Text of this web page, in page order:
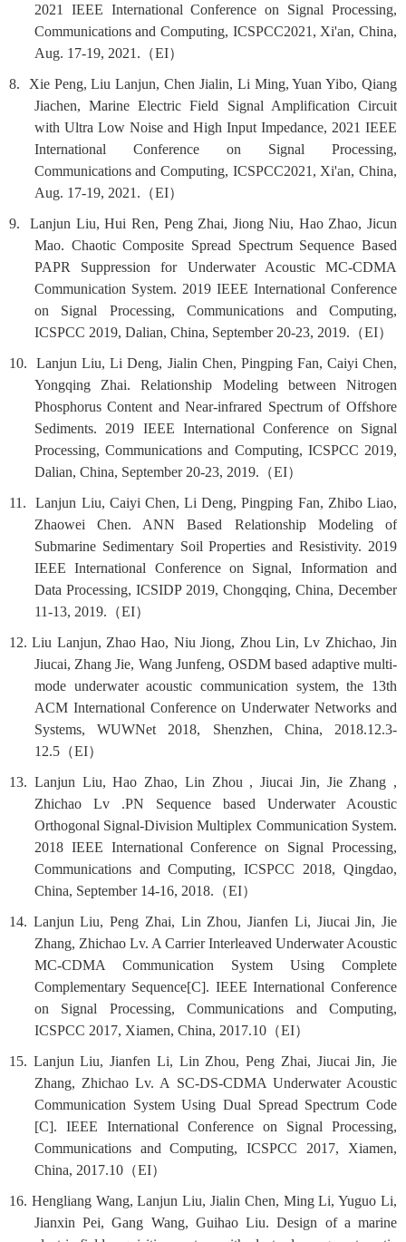
2021 IEEE International Conference on Signal Processing,
Communications and Computing, ICSPCC2021, Xi'an, China,
Aug. 17-19, 2021. （EI）
8. Xie Peng, Liu Lanjun, Chen Jialin, Li Ming, Yuan Yibo, Qiang
Jiachen, Marine Electric Field Signal Amplification Circuit
with Ultra Low Noise and High Input Impedance, 2021 IEEE
International Conference on Signal Processing,
Communications and Computing, ICSPCC2021, Xi'an, China,
Aug. 17-19, 2021. （EI）
9. Lanjun Liu, Hui Ren, Peng Zhai, Jiong Niu, Hao Zhao, Jicun
Mao. Chaotic Composite Spread Spectrum Sequence Based
PAPR Suppression for Underwater Acoustic MC-CDMA
Communication System. 2019 IEEE International Conference
on Signal Processing, Communications and Computing,
ICSPCC 2019, Dalian, China, September 20-23, 2019. （EI）
10. Lanjun Liu, Li Deng, Jialin Chen, Pingping Fan, Caiyi Chen,
Yongqing Zhai. Relationship Modeling between Nitrogen
Phosphorus Content and Near-infrared Spectrum of Offshore
Sediments. 2019 IEEE International Conference on Signal
Processing, Communications and Computing, ICSPCC 2019,
Dalian, China, September 20-23, 2019. （EI）
11. Lanjun Liu, Caiyi Chen, Li Deng, Pingping Fan, Zhibo Liao,
Zhaowei Chen. ANN Based Relationship Modeling of
Submarine Sedimentary Soil Properties and Resistivity. 2019
IEEE International Conference on Signal, Information and
Data Processing, ICSIDP 2019, Chongqing, China, December
11-13, 2019. （EI）
12. Liu Lanjun, Zhao Hao, Niu Jiong, Zhou Lin, Lv Zhichao, Jin
Jiucai, Zhang Jie, Wang Junfeng, OSDM based adaptive multi-
mode underwater acoustic communication system, the 13th
ACM International Conference on Underwater Networks and
Systems, WUWNet 2018, Shenzhen, China, 2018.12.3-
12.5（EI）
13. Lanjun Liu, Hao Zhao, Lin Zhou , Jiucai Jin, Jie Zhang ,
Zhichao Lv .PN Sequence based Underwater Acoustic
Orthogonal Signal-Division Multiplex Communication System.
2018 IEEE International Conference on Signal Processing,
Communications and Computing, ICSPCC 2018, Qingdao,
China, September 14-16, 2018. （EI）
14. Lanjun Liu, Peng Zhai, Lin Zhou, Jianfen Li, Jiucai Jin, Jie
Zhang, Zhichao Lv. A Carrier Interleaved Underwater Acoustic
MC-CDMA Communication System Using Complete
Complementary Sequence[C]. IEEE International Conference
on Signal Processing, Communications and Computing,
ICSPCC 2017, Xiamen, China, 2017.10（EI）
15. Lanjun Liu, Jianfen Li, Lin Zhou, Peng Zhai, Jiucai Jin, Jie
Zhang, Zhichao Lv. A SC-DS-CDMA Underwater Acoustic
Communication System Using Dual Spread Spectrum Code
[C]. IEEE International Conference on Signal Processing,
Communications and Computing, ICSPCC 2017, Xiamen,
China, 2017.10（EI）
16. Hengliang Wang, Lanjun Liu, Jialin Chen, Ming Li, Yuguo Li,
Jianxin Pei, Gang Wang, Guihao Liu. Design of a marine